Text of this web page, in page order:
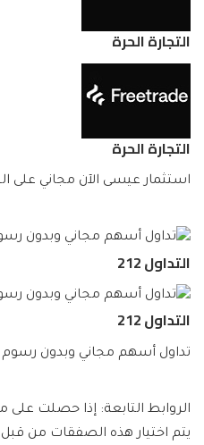
التجارة الحرة
التجارة الحرة
استثمار عيسى الآن مجاني على
التداول 212
التداول 212
تداول أسهم مجاني وبدون
الروابط التابعة: إذا حصلت
يتم اختيار هذه الصفقات من قبل